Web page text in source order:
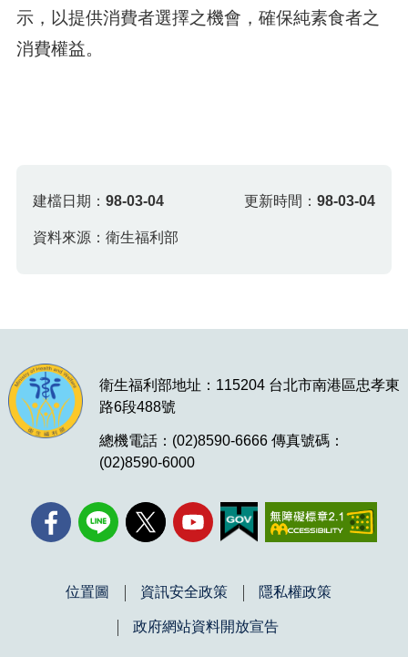
示，以提供消費者選擇之機會，確保純素食者之
消費權益。
建檔日期：98-03-04 更新時間： 98-03-04
資料來源：衛生福利部
衛生福利部地址：115204 台北市南港區忠孝東
路6段488號
總機電話：(02)8590-6666 傳真號碼：
(02)8590-6000
位置圖 資訊安全政策 隱私權政策
政府網站資料開放宣告